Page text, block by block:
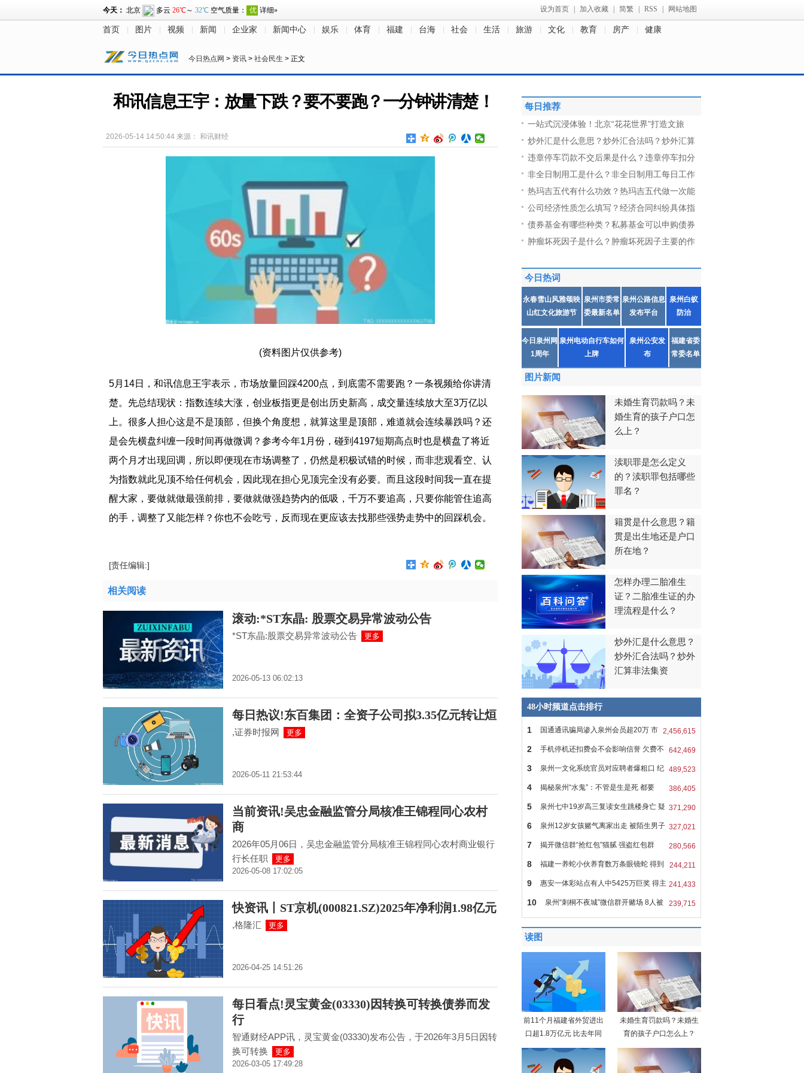
设为首页 加入收藏 简繁 RSS 网站地图
首页 图片 视频 新闻 企业家 新闻中心 娱乐 体育 福建 台海 社会 生活 旅游 文化 教育 房产 健康
今日热点网 > 资讯 > 社会民生 > 正文
和讯信息王宇：放量下跌？要不要跑？一分钟讲清楚！
2026-05-14 14:50:44 来源： 和讯财经
(资料图片仅供参考)
5月14日，和讯信息王宇表示，市场放量回踩4200点，到底需不需要跑？一条视频给你讲清
楚。先总结现状：指数连续大涨，创业板指更是创出历史新高，成交量连续放大至3万亿以
上。很多人担心这是不是顶部，但换个角度想，就算这里是顶部，难道就会连续暴跌吗？还
是会先横盘纠缠一段时间再做微调？参考今年1月份，碰到4197短期高点时也是横盘了将近
两个月才出现回调，所以即便现在市场调整了，仍然是积极试错的时候，而非悲观看空、认
为指数就此见顶不给任何机会，因此现在担心见顶完全没有必要。而且这段时间我一直在提
醒大家，要做就做最强前排，要做就做强趋势内的低吸，千万不要追高，只要你能管住追高
的手，调整了又能怎样？你也不会吃亏，反而现在更应该去找那些强势走势中的回踩机会。
[责任编辑:]
相关阅读
滚动:*ST东晶: 股票交易异常波动公告
*ST东晶:股票交易异常波动公告 更多
2026-05-13 06:02:13
每日热议!东百集团：全资子公司拟3.35亿元转让烜
,证券时报网 更多
2026-05-11 21:53:44
当前资讯!吴忠金融监管分局核准王锦程同心农村
商
2026年05月06日，吴忠金融监管分局核准王锦程同心农村商业银行
行长任职
更多
2026-05-08 17:02:05
快资讯丨ST京机(000821.SZ)2025年净利润1.98亿元
,格隆汇 更多
2026-04-25 14:51:26
每日看点!灵宝黄金(03330)因转换可转换债券而发
行
智通财经APP讯，灵宝黄金(03330)发布公告，于2026年3月5日因转
换可转换
更多
2026-03-05 17:49:28
每日推荐
一站式沉浸体验！北京“花花世界”打造文旅
炒外汇是什么意思？炒外汇合法吗？炒外汇算
违章停车罚款不交后果是什么？违章停车扣分
非全日制用工是什么？非全日制用工每日工作
热玛吉五代有什么功效？热玛吉五代做一次能
公司经济性质怎么填写？经济合同纠纷具体指
债券基金有哪些种类？私募基金可以申购债券
肿瘤坏死因子是什么？肿瘤坏死因子主要的作
今日热词
永春雪山风雅颂映
山红文化旅游节
泉州市委常
委最新名单
泉州公路信息
发布平台
泉州白蚁
防治
今日泉州网
1周年
泉州电动自行车如何
上牌
泉州公安发
布
福建省委
常委名单
图片新闻
未婚生育罚款吗？未
婚生育的孩子户口怎
么上？
渎职罪是怎么定义
的？渎职罪包括哪些
罪名？
籍贯是什么意思？籍
贯是出生地还是户口
所在地？
怎样办理二胎准生
证？二胎准生证的办
理流程是什么？
炒外汇是什么意思？
炒外汇合法吗？炒外
汇算非法集资
48小时频道点击排行
2,456,615
1 国通通讯骗局渗入泉州会员超20万 市
民 642,469
2 手机停机还扣费会不会影响信誉 欠费不
489,523
3 泉州一文化系统官员对应聘者爆粗口 纪
386,405
4 揭秘泉州“水鬼”：不管是生是死 都要
371,290
5 泉州七中19岁高三复读女生跳楼身亡 疑
327,021
6 泉州12岁女孩赌气离家出走 被陌生男子
280,566
7 揭开微信群“抢红包”猫腻 强盗红包群
244,211
8 福建一养蛇小伙养育数万条眼镜蛇 得到
241,433
9 惠安一体彩站点有人中5425万巨奖 得主
239,715
10 泉州“刺桐不夜城”微信群开赌场 8人被
读图
前11个月福建省外贸进出
口超1.8万亿元 比去年同
未婚生育罚款吗？未婚生
育的孩子户口怎么上？